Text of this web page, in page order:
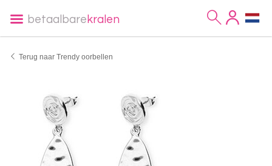
betaalbare kralen
Terug naar Trendy oorbellen